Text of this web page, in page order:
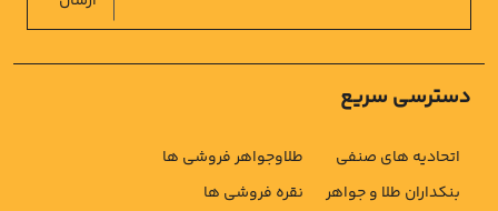
دسترسی سریع
اتحادیه های صنفی
بنکداران طلا و جواهر
طلاوجواهر فروشی ها
نقره فروشی ها